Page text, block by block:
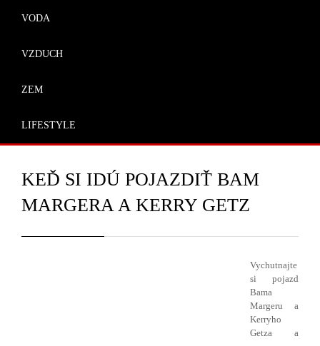
VODA
VZDUCH
ZEM
LIFESTYLE
KEĎ SI IDÚ POJAZDIŤ BAM
MARGERA A KERRY GETZ
Vychutnajte
si pojazd
Bama
Margeru a
Kerryho
Getza a